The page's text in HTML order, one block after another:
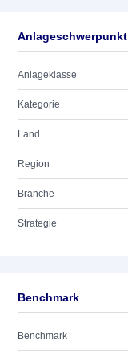
Anlageschwerpunkt
Anlageklasse
Kategorie
Land
Region
Branche
Strategie
Benchmark
Benchmark